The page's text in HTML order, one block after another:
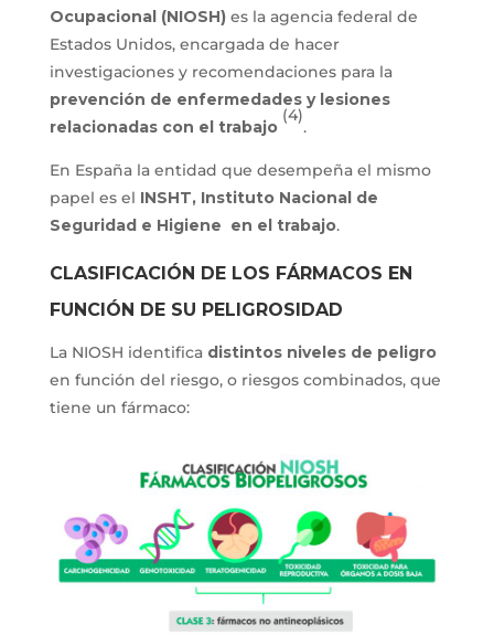
Ocupacional (NIOSH)es la agencia federal de
Estados Unidos, encargada de hacer
investigaciones y recomendaciones para la
prevención de enfermedades y lesiones
relacionadas con el trabajo
(4)
.
En España la entidad que desempeña el mismo
papel es el INSHT, Instituto Nacional de
Seguridad e Higiene en el trabajo.
CLASIFICACIÓN DE LOS FÁRMACOS EN
FUNCIÓN DE SU PELIGROSIDAD
La NIOSH identifica distintos niveles de peligro
en función del riesgo, o riesgos combinados, que
tiene un fármaco: